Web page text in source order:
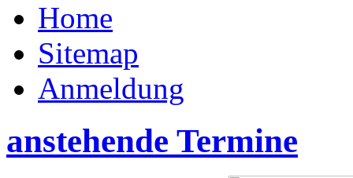
Home
Sitemap
Anmeldung
anstehende Termine